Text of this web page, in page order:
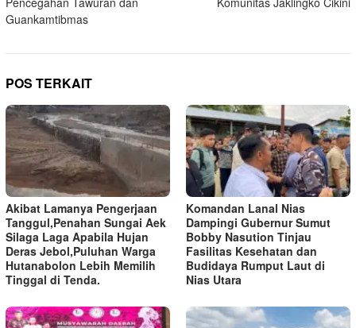
Guankamtibmas
POS TERKAIT
Akibat Lamanya Pengerjaan
Tanggul,Penahan Sungai Aek
Silaga Laga Apabila Hujan
Deras Jebol,Puluhan Warga
Hutanabolon Lebih Memilih
Tinggal di Tenda.
Komandan Lanal Nias
Dampingi Gubernur Sumut
Bobby Nasution Tinjau
Fasilitas Kesehatan dan
Budidaya Rumput Laut di
Nias Utara